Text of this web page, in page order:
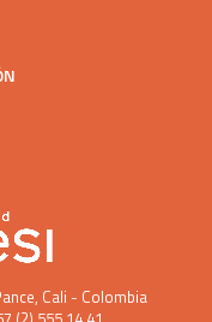
Cali - Colombia